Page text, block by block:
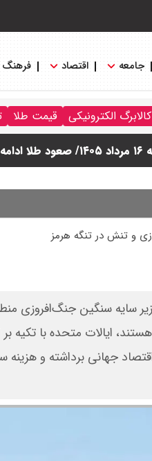
جامعه اقتصاد فرهنگ
کالابرگ الکترونیکی قیمت طلا
و تنش در تنگه هرمز
سایه سنگین جنگ‌افروزی
ایالات متحده با تکیه بر
جهانی برداشته و